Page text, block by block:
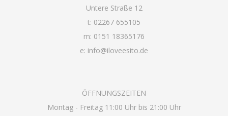
Untere Straße 12
t: 02267 655105
m: 0151 18365176
e: info@iloveesito.de
ÖFFNUNGSZEITEN
Montag - Freitag 11:00 Uhr bis 21:00 Uhr